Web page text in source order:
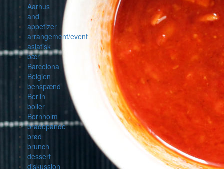
Aarhus
and
appetizer
arrangement/event
asiatisk
bær
Barcelona
Belgien
benspænd
Berlin
boller
Bornholm
bradepande
brød
brunch
dessert
diskussion